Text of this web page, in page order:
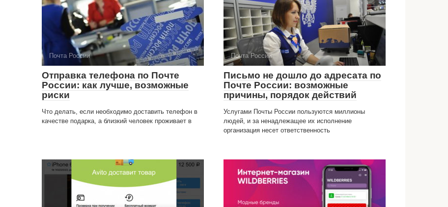
Почта России
Отправка телефона по Почте
России: как лучше, возможные
риски
Что делать, если необходимо доставить телефон в
качестве подарка, а близкий человек проживает в
Почта России
Письмо не дошло до адресата по
Почте России: возможные
причины, порядок действий
Услугами Почты России пользуются миллионы
людей, и за ненадлежащее их исполнение
организация несет ответственность